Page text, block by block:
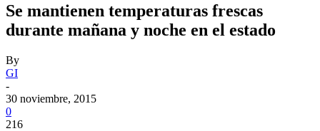
Se mantienen temperaturas frescas
durante mañana y noche en el estado
By
GI
-
30 noviembre, 2015
0
216